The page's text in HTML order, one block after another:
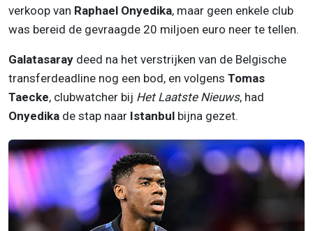
verkoop van Raphael Onyedika, maar geen enkele club
was bereid de gevraagde 20 miljoen euro neer te tellen.
Galatasaray deed na het verstrijken van de Belgische
transferdeadline nog een bod, en volgens Tomas
Taecke, clubwatcher bij Het Laatste Nieuws, had
Onyedika de stap naar Istanbul bijna gezet.